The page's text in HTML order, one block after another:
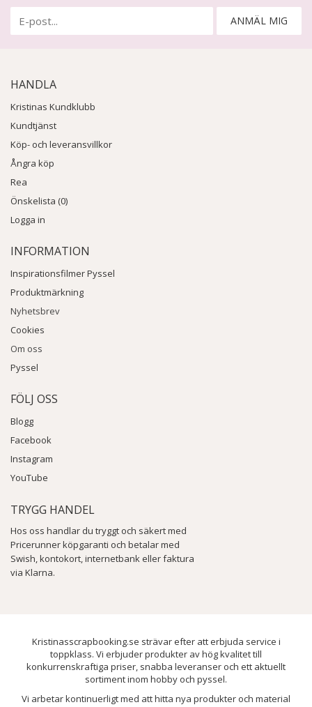
ANMÄL MIG
HANDLA
Kristinas Kundklubb
Kundtjänst
Köp- och leveransvillkor
Ångra köp
Rea
Önskelista (0)
Logga in
INFORMATION
Inspirationsfilmer Pyssel
Produktmärkning
Nyhetsbrev
Cookies
Om oss
Pyssel
FÖLJ OSS
Blogg
Facebook
Instagram
YouTube
TRYGG HANDEL
Hos oss handlar du tryggt och säkert med
Pricerunner köpgaranti och betalar med
Swish, kontokort, internetbank eller faktura
via Klarna.
Kristinasscrapbooking.se strävar efter att erbjuda service i
toppklass. Vi erbjuder produkter av hög kvalitet till
konkurrenskraftiga priser, snabba leveranser och ett aktuellt
sortiment inom hobby och pyssel.
Vi arbetar kontinuerligt med att hitta nya produkter och material